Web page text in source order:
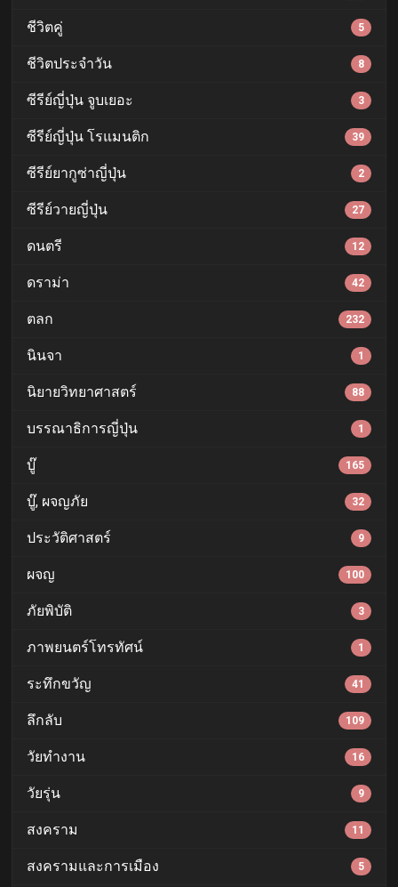
ชีวิตคู่ 5
ชีวิตประจำวัน 8
ซีรีย์ญี่ปุ่น จูบเยอะ 3
ซีรีย์ญี่ปุ่น โรแมนติก 39
ซีรีย์ยากูซ่าญี่ปุ่น 2
ซีรีย์วายญี่ปุ่น 27
ดนตรี 12
ดราม่า 42
ตลก 232
นินจา 1
นิยายวิทยาศาสตร์ 88
บรรณาธิการญี่ปุ่น 1
บู๊ 165
บู๊, ผจญภัย 32
ประวัติศาสตร์ 9
ผจญ 100
ภัยพิบัติ 3
ภาพยนตร์โทรทัศน์ 1
ระทึกขวัญ 41
ลึกลับ 109
วัยทำงาน 16
วัยรุ่น 9
สงคราม 11
สงครามและการเมือง 5